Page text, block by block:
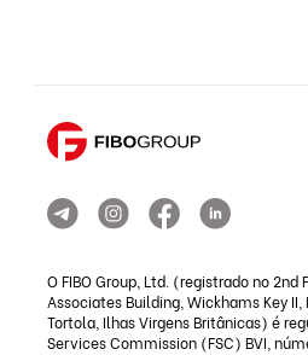
O FIBO Group, Ltd. (registrado no
Associates Building, Wickhams Key II,
Tortola, Ilhas Virgens Britânicas) é
Services Commission (FSC) BVI,